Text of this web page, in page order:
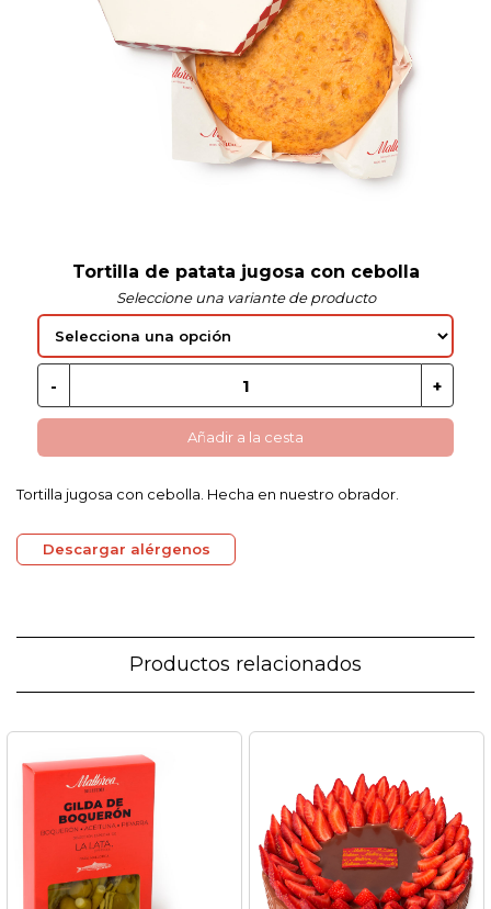
Tortilla de patata jugosa con cebolla
Seleccione una variante de producto
Añadir a la cesta
Tortilla jugosa con cebolla. Hecha en nuestro obrador.
Descargar alérgenos
Productos relacionados